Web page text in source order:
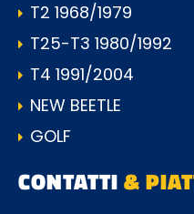
T2 1968/1979
T25-T3 1980/1992
T4 1991/2004
NEW BEETLE
GOLF
CONTATTI&